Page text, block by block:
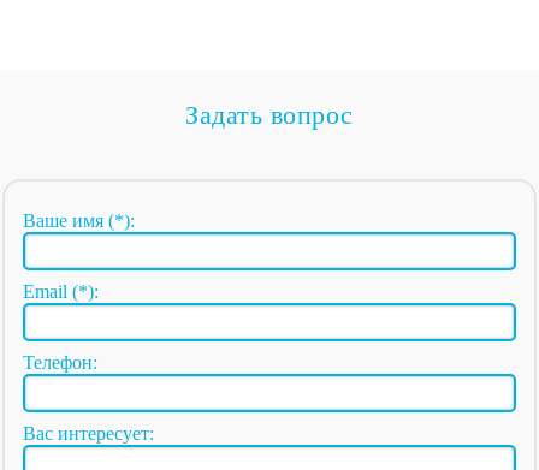
Задать вопрос
Ваше имя (*):
Email (*):
Телефон:
Вас интересует: